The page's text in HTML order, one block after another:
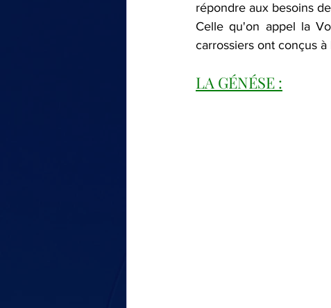
répondre aux besoins
Celle qu'on appel la
carrossiers ont conçus
LA GÉNÉSE :